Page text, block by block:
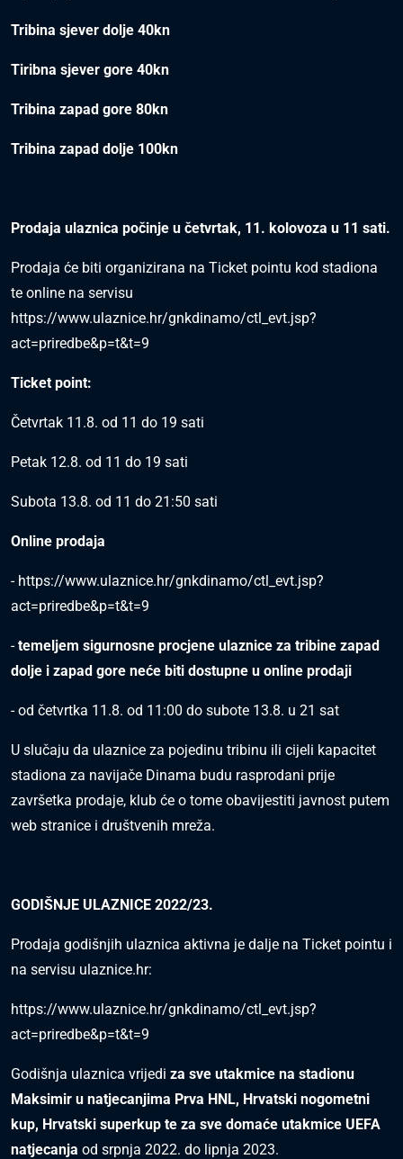
Tribina sjever dolje 40kn
Tiribna sjever gore 40kn
Tribina zapad gore 80kn
Tribina zapad dolje 100kn
Prodaja ulaznica počinje u četvrtak, 11. kolovoza u 11 sati.
Prodaja će biti organizirana na Ticket pointu kod stadiona
te online na servisu
https://www.ulaznice.hr/gnkdinamo/ctl_evt.jsp?
act=priredbe&p=t&t=9
Ticket point:
Četvrtak 11.8. od 11 do 19 sati
Petak 12.8. od 11 do 19 sati
Subota 13.8. od 11 do 21:50 sati
Online prodaja
- https://www.ulaznice.hr/gnkdinamo/ctl_evt.jsp?
act=priredbe&p=t&t=9
-temeljem sigurnosne procjene ulaznice za tribine zapad
dolje i zapad gore neće biti dostupne u online prodaji
- od četvrtka 11.8. od 11:00 do subote 13.8. u 21 sat
U slučaju da ulaznice za pojedinu tribinu ili cijeli kapacitet
stadiona za navijače Dinama budu rasprodani prije
završetka prodaje, klub će o tome obavijestiti javnost putem
web stranice i društvenih mreža.
GODIŠNJE ULAZNICE 2022/23.
Prodaja godišnjih ulaznica aktivna je dalje na Ticket pointu i
na servisu ulaznice.hr:
https://www.ulaznice.hr/gnkdinamo/ctl_evt.jsp?
act=priredbe&p=t&t=9
Godišnja ulaznica vrijedi za sve utakmice na stadionu
Maksimir u natjecanjima Prva HNL, Hrvatski nogometni
kup, Hrvatski superkup te za sve domaće utakmice UEFA
natjecanja od srpnja 2022. do lipnja 2023.